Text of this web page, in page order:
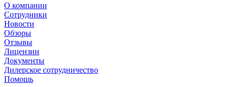
О компании
Сотрудники
Новости
Обзоры
Отзывы
Лицензии
Документы
Дилерское сотрудничество
Помощь